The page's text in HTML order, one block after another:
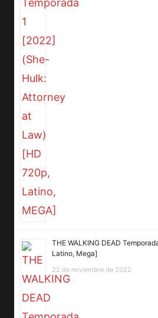
THE WALKING DEAD
Latino, Mega]
22 de noviembre de 2022